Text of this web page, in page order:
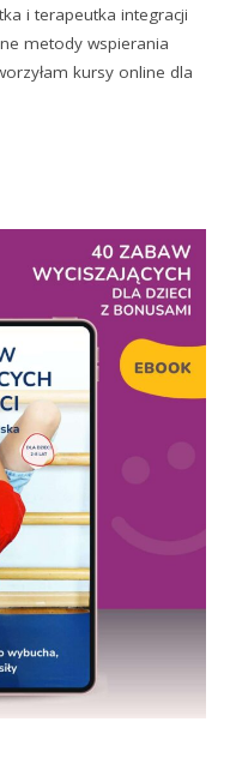
i terapeutka integracji
metody wspierania
kursy online dla